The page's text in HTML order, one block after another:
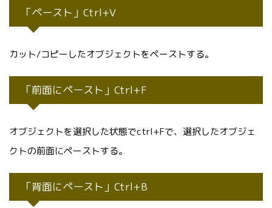
「ペースト」Ctrl+V
カット/コピーしたオブジェクトをペーストする。
「前面にペースト」Ctrl+F
オブジェクトを選択した状態でctrl+Fで、選択したオブジェ
クトの前面にペーストする。
「背面にペースト」Ctrl+B